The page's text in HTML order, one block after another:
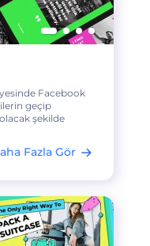
Facebook
geçip
şekilde
Fazla Gör